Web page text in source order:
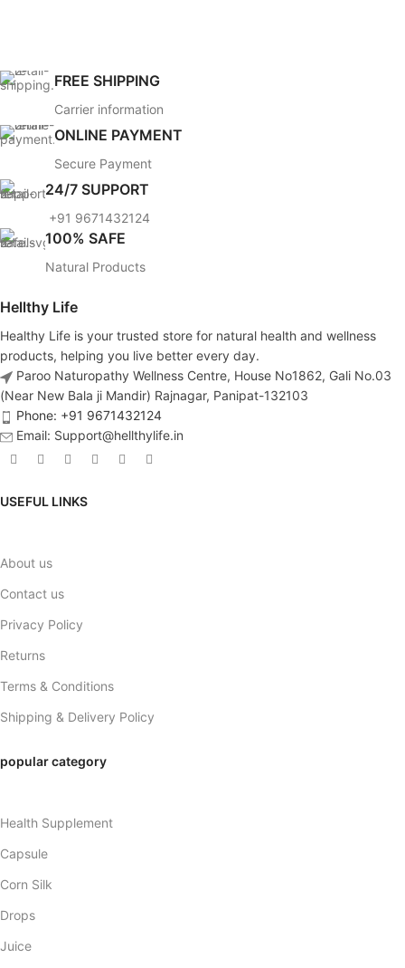
FREE SHIPPING
Carrier information
ONLINE PAYMENT
Secure Payment
24/7 SUPPORT
+91 9671432124
100% SAFE
Natural Products
Hellthy Life
Healthy Life is your trusted store for natural health and wellness
products, helping you live better every day.
Paroo Naturopathy Wellness Centre, House No1862, Gali No.03
(Near New Bala ji Mandir) Rajnagar, Panipat-132103
Phone: +91 9671432124
Email: Support@hellthylife.in
USEFUL LINKS
About us
Contact us
Privacy Policy
Returns
Terms & Conditions
Shipping & Delivery Policy
popular category
Health Supplement
Capsule
Corn Silk
Drops
Juice